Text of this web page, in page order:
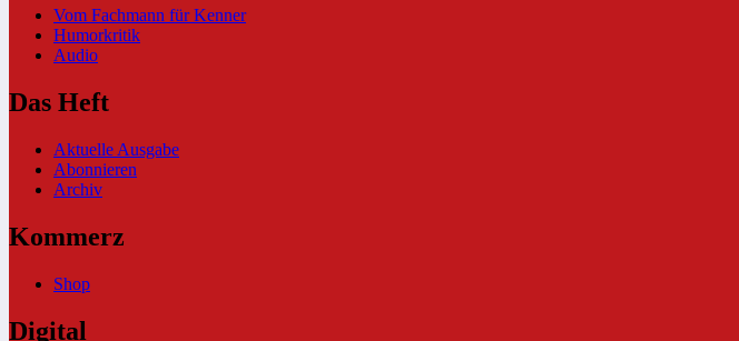
Vom Fachmann für Kenner
Humorkritik
Audio
Das Heft
Aktuelle Ausgabe
Abonnieren
Archiv
Kommerz
Shop
Digital